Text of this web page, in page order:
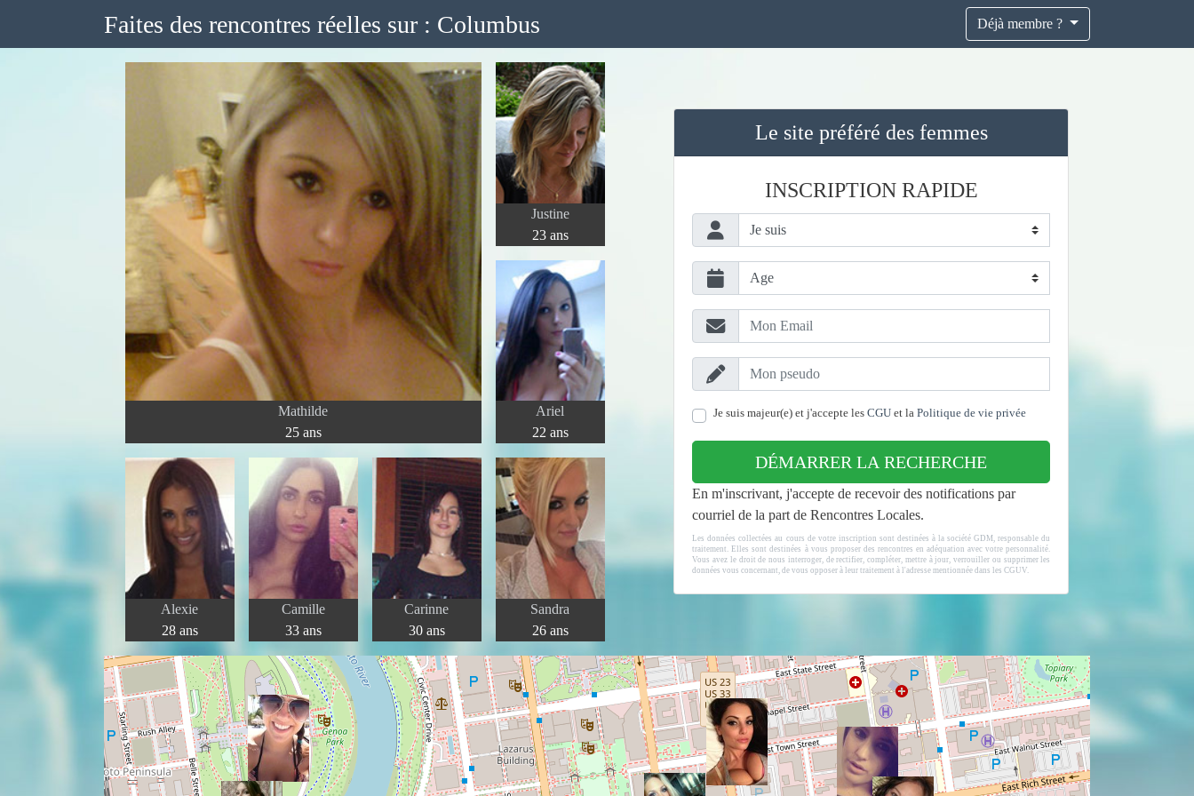
Faites des rencontres réelles sur : Columbus Déjà membre ?
Mathilde
25 ans
Justine
23 ans
Ariel
22 ans
Alexie
28 ans
Camille
33 ans
Carinne
30 ans
Sandra
26 ans
Le site préféré des femmes
INSCRIPTION RAPIDE
Je suis majeur(e) et j'accepte lesCGU et laPolitique de vie privée
DÉMARRER LA RECHERCHE
En m'inscrivant, j'accepte de recevoir des notifications par
courriel de la part de Rencontres Locales.
Les données collectées au cours de votre inscription sont destinées à la société GDM, responsable du
traitement. Elles sont destinées à vous proposer des rencontres en adéquation avec votre personnalité.
Vous avez le droit de nous interroger, de rectifier, compléter, mettre à jour, verrouiller ou supprimer les
données vous concernant, de vous opposer à leur traitement à l'adresse mentionnée dans les CGUV.